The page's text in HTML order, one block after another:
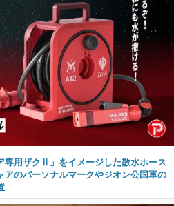
専用ザクⅡ」をイメージした散水ホース
アのパーソナルマークやジオン公国軍の